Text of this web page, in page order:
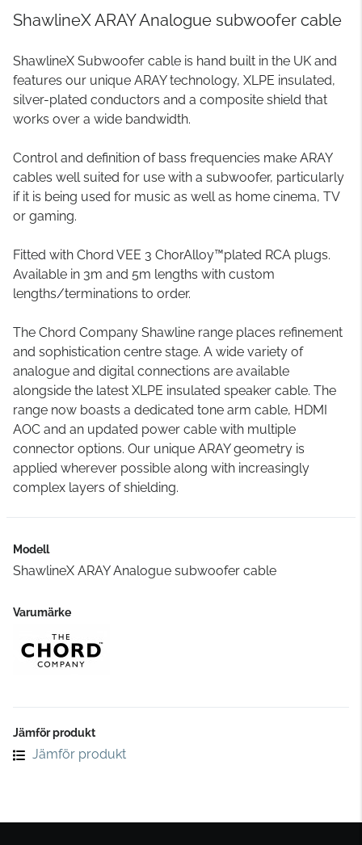
ShawlineX ARAY Analogue subwoofer cable
ShawlineX Subwoofer cable is hand built in the UK and
features our unique ARAY technology, XLPE insulated,
silver-plated conductors and a composite shield that
works over a wide bandwidth.
Control and definition of bass frequencies make ARAY
cables well suited for use with a subwoofer, particularly
if it is being used for music as well as home cinema, TV
or gaming.
Fitted with Chord VEE 3 ChorAlloy™plated RCA plugs.
Available in 3m and 5m lengths with custom
lengths/terminations to order.
The Chord Company Shawline range places refinement
and sophistication centre stage. A wide variety of
analogue and digital connections are available
alongside the latest XLPE insulated speaker cable. The
range now boasts a dedicated tone arm cable, HDMI
AOC and an updated power cable with multiple
connector options. Our unique ARAY geometry is
applied wherever possible along with increasingly
complex layers of shielding.
Modell
ShawlineX ARAY Analogue subwoofer cable
Varumärke
Jämför produkt
Jämför produkt